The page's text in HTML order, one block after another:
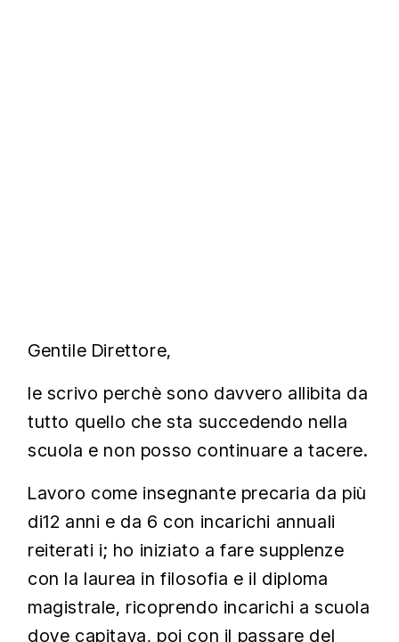
Gentile Direttore,
le scrivo perchè sono davvero allibita da
tutto quello che sta succedendo nella
scuola e non posso continuare a tacere.
Lavoro come insegnante precaria da più
di12 anni e da 6 con incarichi annuali
reiterati i; ho iniziato a fare supplenze
con la laurea in filosofia e il diploma
magistrale, ricoprendo incarichi a scuola
dove capitava, poi con il passare del